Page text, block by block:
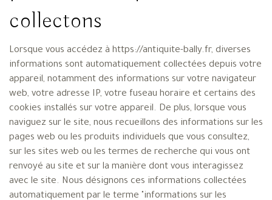
collectons
Lorsque vous accédez à https://antiquite-bally.fr, diverses
informations sont automatiquement collectées depuis votre
appareil, notamment des informations sur votre navigateur
web, votre adresse IP, votre fuseau horaire et certains des
cookies installés sur votre appareil. De plus, lorsque vous
naviguez sur le site, nous recueillons des informations sur les
pages web ou les produits individuels que vous consultez,
sur les sites web ou les termes de recherche qui vous ont
renvoyé au site et sur la manière dont vous interagissez
avec le site. Nous désignons ces informations collectées
automatiquement par le terme "informations sur les